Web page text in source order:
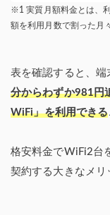
※1 実質月額料金とは、
額を利用月数で割った月
表を確認すると、端
分からわずか981円
WiFi」を利用できる
格安料金でWiFi2台
契約する大きなメリ